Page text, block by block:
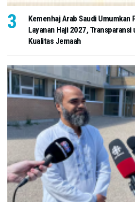
Kemenhaj Arab Saudi Umumkan
Layanan Haji 2027,
Kualitas Jemaah